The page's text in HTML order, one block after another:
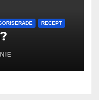
RECEPT